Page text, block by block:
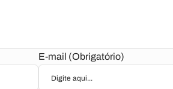
E-mail (Obrigatório)